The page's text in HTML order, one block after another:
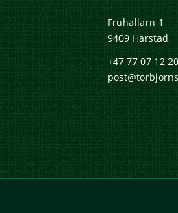
Fruhallarn 1
9409 Harstad
+47 77 07 12 20